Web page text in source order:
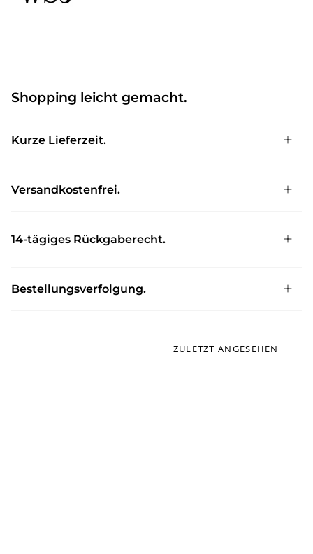
Shopping leicht gemacht.
Kurze Lieferzeit.
Versandkostenfrei.
14-tägiges Rückgaberecht.
Bestellungsverfolgung.
ZULETZT ANGESEHEN